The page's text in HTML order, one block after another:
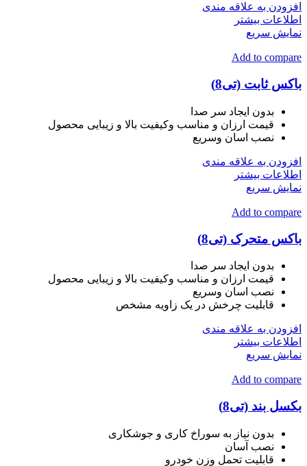
افزودن به علاقه مندی
اطلاعات بیشتر
نمایش سریع
Add to compare
باکس ثابت (تی8)
بدون ایجاد سر صدا
قیمت ارزان و مناسب وکیفیت بالا و زیبایی محصول
نصب اسان وسریع
افزودن به علاقه مندی
اطلاعات بیشتر
نمایش سریع
Add to compare
باکس متحرک (تی8)
بدون ایجاد سر صدا
قیمت ارزان و مناسب وکیفیت بالا و زیبایی محصول
نصب اسان وسریع
قابلیت چرخش در یک زاویه مشخص
افزودن به علاقه مندی
اطلاعات بیشتر
نمایش سریع
Add to compare
بکسل بند (تی8)
بدون نیاز به سوراخ کاری و جوشکاری
نصب آسان
قابلیت تحمل وزن خودرو